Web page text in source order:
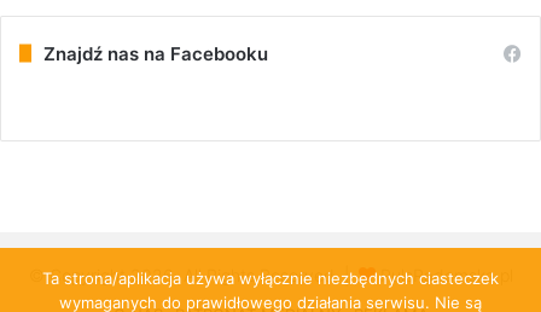
Znajdź nas na Facebooku
© Copyright 2026, All Rights Reserved | PulsRadomska.pl
Ta strona/aplikacja używa wyłącznie niezbędnych ciasteczek
wymaganych do prawidłowego działania serwisu. Nie są